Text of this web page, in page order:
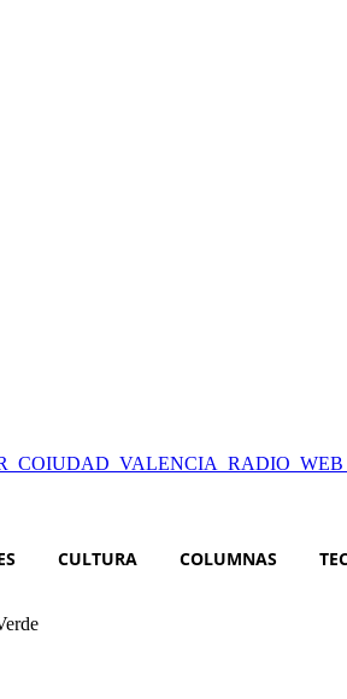
CULTURA COLUMNAS